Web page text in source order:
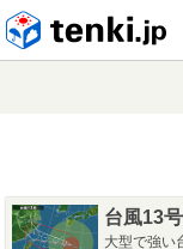
台風13
大型で強い